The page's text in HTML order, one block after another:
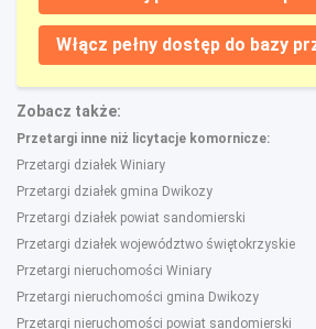
Włącz pełny dostęp do bazy
Zobacz także:
Przetargi inne niż licytacje komornicze:
Przetargi działek Winiary
Przetargi działek gmina Dwikozy
Przetargi działek powiat sandomierski
Przetargi działek województwo świętokrzyskie
Przetargi nieruchomości Winiary
Przetargi nieruchomości gmina Dwikozy
Przetargi nieruchomości powiat sandomierski